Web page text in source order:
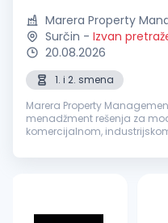
Marera Property
Surčin - Izvan
20.08.2026
1. i 2. smena
Marera Property
menadžment rešenja za
komercijalnom,
tehničkog održavanja,